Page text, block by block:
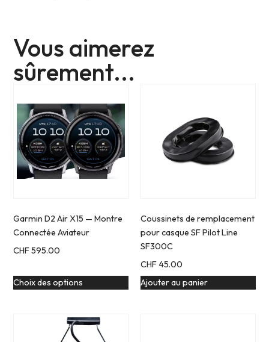
Vous aimerez
sûrement...
Garmin D2 Air X15 — Montre
Connectée Aviateur
CHF595.00
Choix des options
Coussinets de remplacement
pour casque SF Pilot Line
SF300C
CHF45.00
Ajouter au panier